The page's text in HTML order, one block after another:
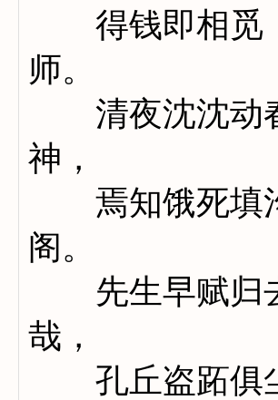
得钱即相觅，
师。
清夜沈沈动春
神，
焉知饿死填沟
阁。
先生早赋归去
哉，
孔丘盗跖俱尘